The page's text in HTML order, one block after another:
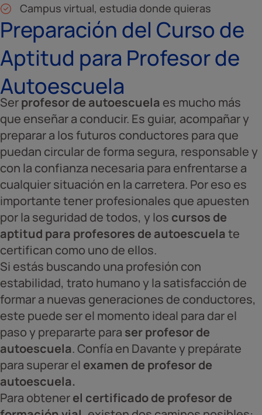
Campus virtual, estudia donde quieras
Preparación del Curso de
Aptitud para Profesor de
Autoescuela
Serprofesor de autoescuela es mucho más
que enseñar a conducir. Es guiar, acompañar y
preparar a los futuros conductores para que
puedan circular de forma segura, responsable y
con la confianza necesaria para enfrentarse a
cualquier situación en la carretera. Por eso es
importante tener profesionales que apuesten
por la seguridad de todos, y los cursos de
aptitud para profesores de autoescuelate
certifican como uno de ellos.
Si estás buscando una profesión con
estabilidad, trato humano y la satisfacción de
formar a nuevas generaciones de conductores,
este puede ser el momento ideal para dar el
paso y prepararte para ser profesor de
autoescuela. Confía en Davante y prepárate
para superar el examen de profesor de
autoescuela.
Para obtenerel certificado de profesor de